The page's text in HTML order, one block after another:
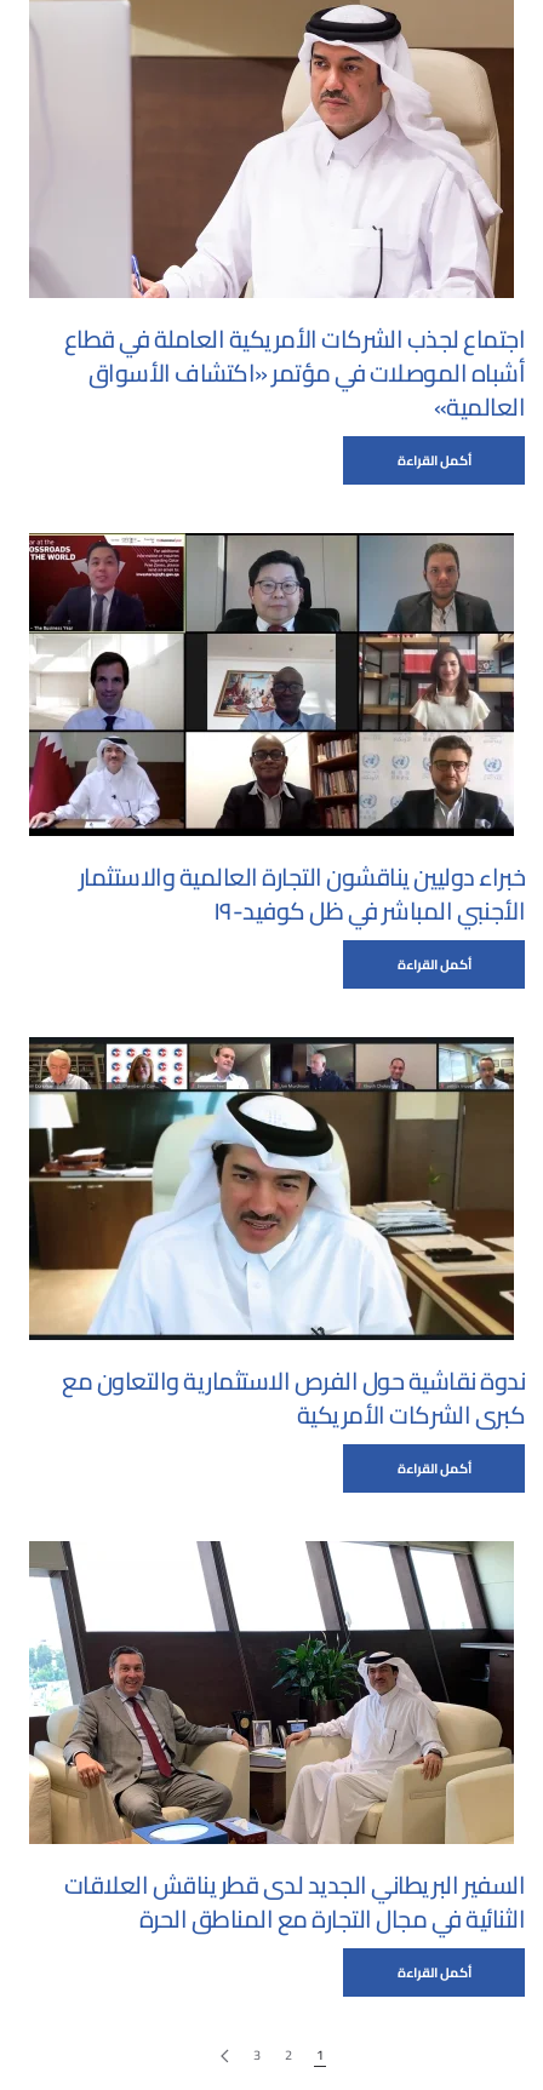
اجتماع لجذب الشركات الأمريكية العاملة في قطاع
أشباه الموصلات في مؤتمر «اكتشاف الأسواق
العالمية»
أكمل القراءة
خبراء دوليين يناقشون التجارة العالمية والاستثمار
الأجنبي المباشر في ظل كوفيد-١٩
أكمل القراءة
ندوة نقاشية حول الفرص الاستثمارية والتعاون مع
كبرى الشركات الأمريكية
أكمل القراءة
السفير البريطاني الجديد لدى قطر يناقش العلاقات
الثنائية في مجال التجارة مع المناطق الحرة
أكمل القراءة
1
2
3